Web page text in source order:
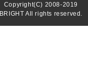
Copyright(C) 2008-2019
BRIGHT All rights reserved.